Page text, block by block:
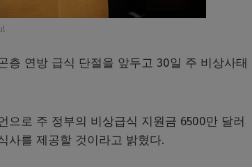
층 연방 급식 단절을 앞두고 30일 주 비상사태
로 주 정부의 비상급식 지원금 6500만 달러
사를 제공할 것이라고 밝혔다.